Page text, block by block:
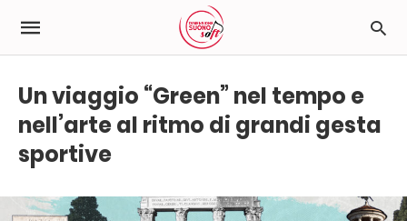
Un viaggio “Green” nel tempo e
nell’arte al ritmo di grandi gesta
sportive